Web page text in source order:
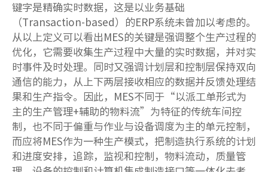
键字是精确实时数据，这是以业务基础
（Transaction-based）的ERP系统未曾加以考虑的。
从以上定义可以看出MES的关键是强调整个生产过程的
优化，它需要收集生产过程中大量的实时数据，并对实
时事件及时处理。同时又强调计划层和控制层保持双向
通信的能力，从上下两层接收相应的数据并反馈处理结
果和生产指令。因此，MES不同于“以派工单形式为
主的生产管理+辅助的物料流”为特征的传统车间控
制，也不同于偏重与作业与设备调度为主的单元控制，
而应将MES作为一种生产模式，把制造执行系统的计划
和进度安排，追踪，监视和控制，物料流动，质量管